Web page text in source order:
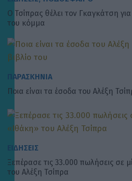
Ο Τσίπρας θέλει τον Γκαγκάτση
του κόμμα
ΠΑΡΑΣΚΗΝΙΑ
Ποια είναι τα έσοδα του Αλέξη
ΕΙΔΗΣΕΙΣ
Ξεπέρασε τις 33.000 πωλήσεις σε
του Αλέξη Τσίπρα